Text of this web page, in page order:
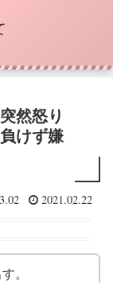
然怒り
けず嫌
2021.02.22
。